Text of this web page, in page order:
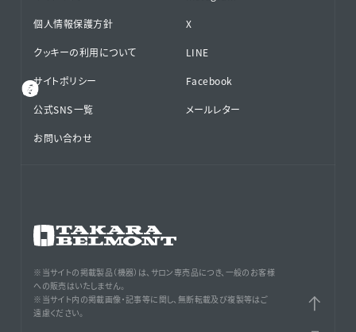
個人情報保護方針
クッキーの利用について
サイトポリシー
公式SNS⁨⁩一覧
お問い合わせ
X
LINE
Facebook
メールレター
※当サイトの掲載製品（機器）は、サロン専売品につき、一般のお客様
への販売はいたしません。
※当サイト内の掲載画像・記事等に関し、無断転載及び複製等はご
遠慮ください。